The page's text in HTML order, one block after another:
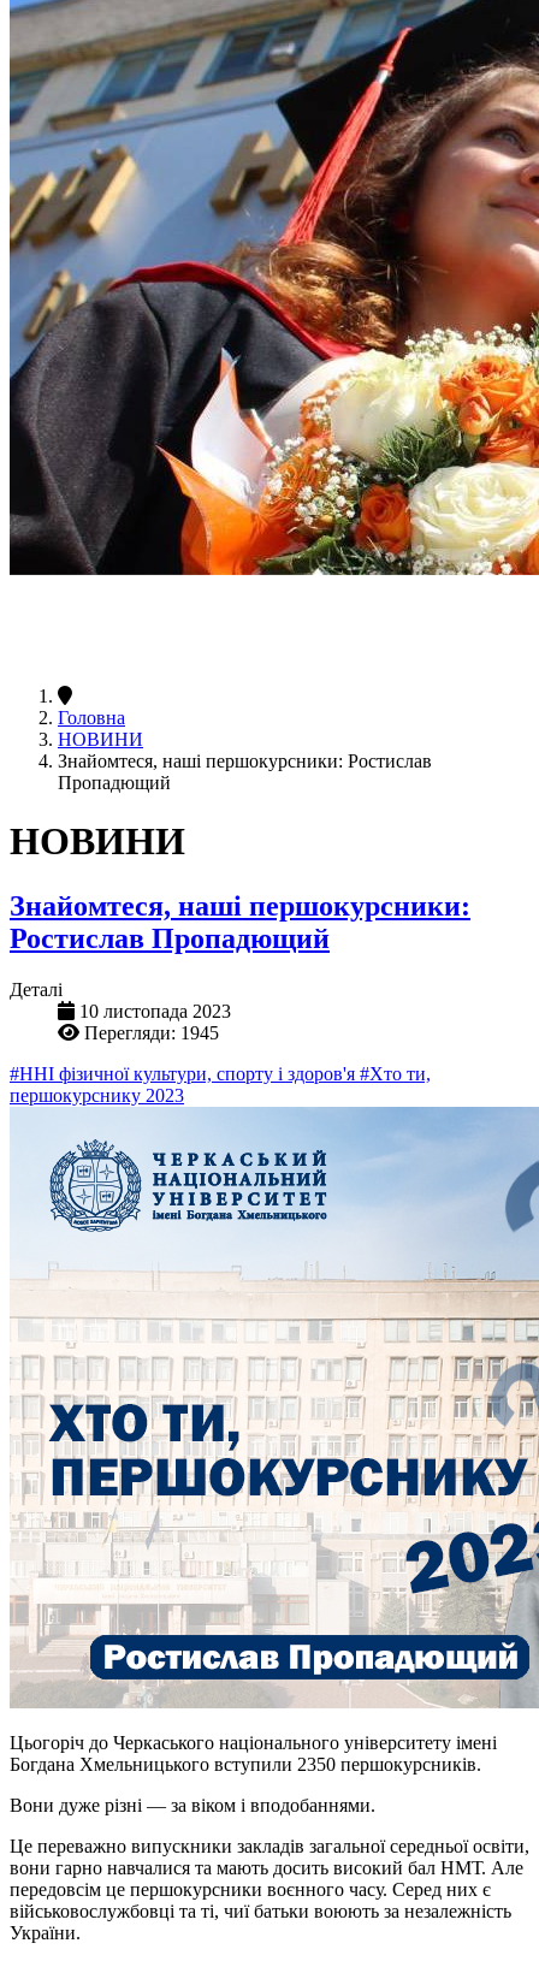
Головна
НОВИНИ
Знайомтеся, наші першокурсники: Ростислав
Пропадющий
НОВИНИ
Знайомтеся, наші першокурсники:
Ростислав Пропадющий
Деталі
10 листопада 2023
Перегляди: 1945
#ННІ фізичної культури, спорту і здоров'я #Хто ти,
першокурснику 2023
Цьогоріч до Черкаського національного університету імені
Богдана Хмельницького вступили 2350 першокурсників.
Вони дуже різні — за віком і вподобаннями.
Це переважно випускники закладів загальної середньої освіти,
вони гарно навчалися та мають досить високий бал НМТ. Але
передовсім це першокурсники воєнного часу. Серед них є
військовослужбовці та ті, чиї батьки воюють за незалежність
України.